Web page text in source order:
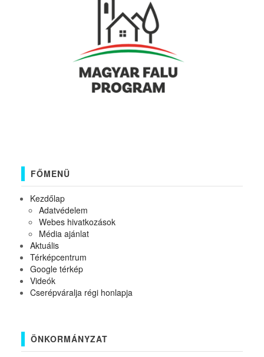
FŐMENÜ
Kezdőlap
Adatvédelem
Webes hivatkozások
Média ajánlat
Aktuális
Térképcentrum
Google térkép
Videók
Cserépváralja régi honlapja
ÖNKORMÁNYZAT